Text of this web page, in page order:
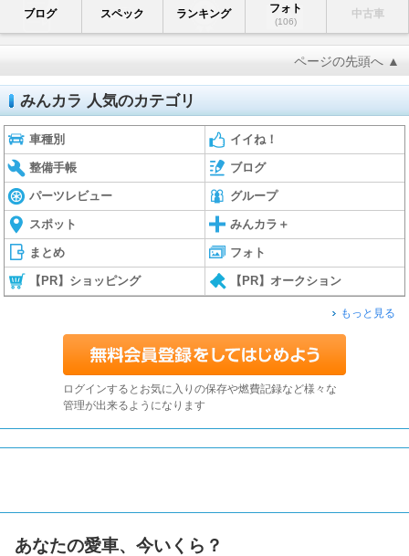
ブログ スペック ランキング フォト
(106)
中古車
ページの先頭へ ▲
みんカラ 人気のカテゴリ
車種別 イイね！
整備手帳 ブログ
パーツレビュー グループ
スポット みんカラ＋
まとめ フォト
【PR】ショッピング 【PR】オークション
もっと見る
ログインするとお気に入りの保存や燃費記録など様々な
管理が出来るようになります
あなたの愛車、今いくら？